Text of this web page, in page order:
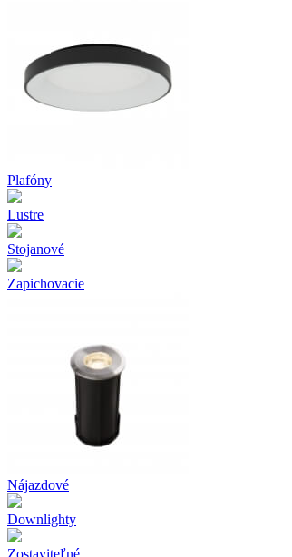
Plafóny
Lustre
Stojanové
Zapichovacie
Nájazdové
Downlighty
Zostaviteľné